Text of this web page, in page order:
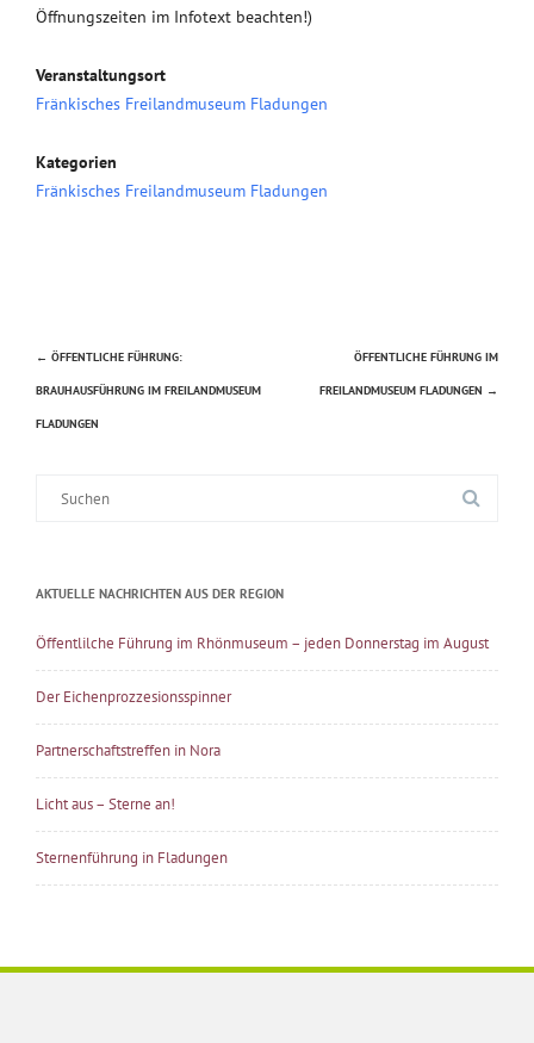
Öffnungszeiten im Infotext beachten!)
Veranstaltungsort
Fränkisches Freilandmuseum Fladungen
Kategorien
Fränkisches Freilandmuseum Fladungen
Beitragsnavigation
← ÖFFENTLICHE FÜHRUNG:
BRAUHAUSFÜHRUNG IM FREILANDMUSEUM
FLADUNGEN
ÖFFENTLICHE FÜHRUNG IM
FREILANDMUSEUM FLADUNGEN →
AKTUELLE NACHRICHTEN AUS DER REGION
Öffentlilche Führung im Rhönmuseum – jeden Donnerstag im August
Der Eichenprozzesionsspinner
Partnerschaftstreffen in Nora
Licht aus – Sterne an!
Sternenführung in Fladungen